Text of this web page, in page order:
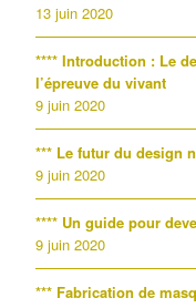
13 juin 2020
**** Introduction : Le
l’épreuve du vivant
9 juin 2020
*** Le futur du design
9 juin 2020
**** Un guide pour
9 juin 2020
*** Fabrication de